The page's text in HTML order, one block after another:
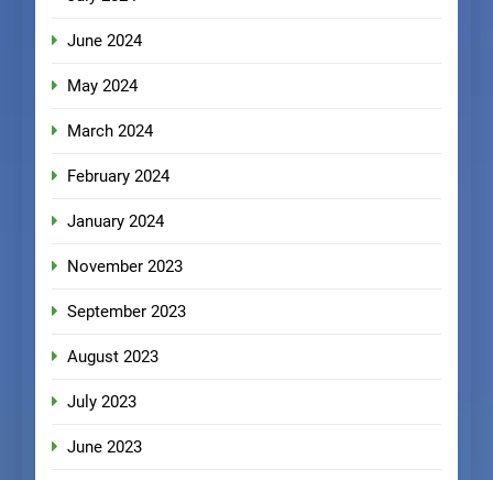
June 2024
May 2024
March 2024
February 2024
January 2024
November 2023
September 2023
August 2023
July 2023
June 2023